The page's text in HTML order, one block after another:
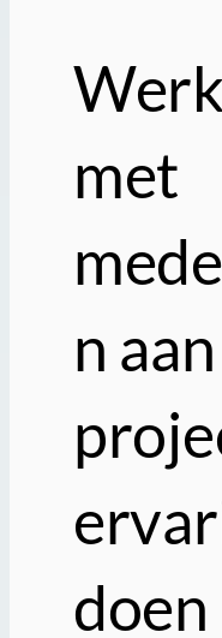
met
n aan
doen